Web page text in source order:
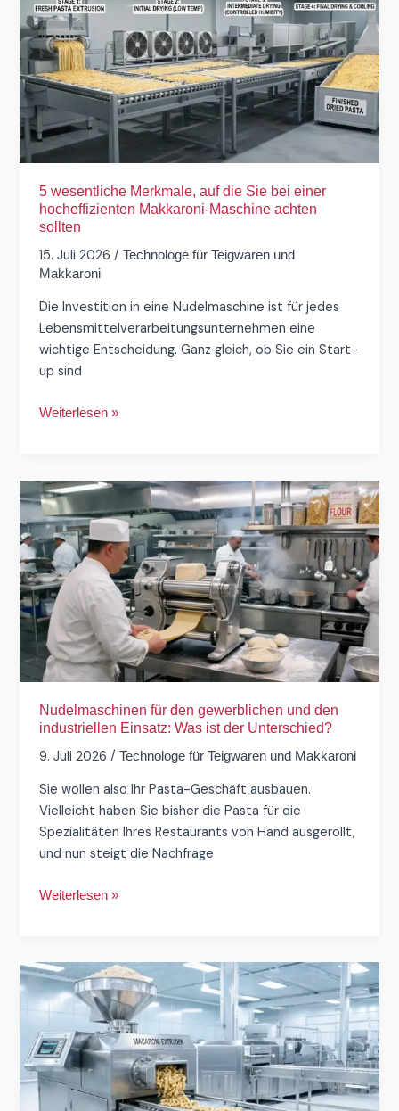
5 wesentliche Merkmale, auf die Sie bei einer
hocheffizienten Makkaroni-Maschine achten
sollten
15. Juli 2026/Technologe für Teigwaren und
Makkaroni
Die Investition in eine Nudelmaschine ist für jedes
Lebensmittelverarbeitungsunternehmen eine
wichtige Entscheidung. Ganz gleich, ob Sie ein Start-
up sind
wesentliche
Merkmale,
auf
die
bei
einer
hocheffizienten
Makkaroni-
Maschine
achten
sollten
Weiterlesen »
Nudelmaschinen für den gewerblichen und den
industriellen Einsatz: Was ist der Unterschied?
9. Juli 2026/Technologe für Teigwaren und Makkaroni
Sie wollen also Ihr Pasta-Geschäft ausbauen.
Vielleicht haben Sie bisher die Pasta für die
Spezialitäten Ihres Restaurants von Hand ausgerollt,
und nun steigt die Nachfrage
Nudelmaschinen
für
den
gewerblichen
und
den
industriellen
Einsatz:
Was
ist
der
Unterschied?
Weiterlesen »
Warum
die
Umstellung
auf
eine
industrielle
Makkaroni-